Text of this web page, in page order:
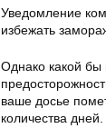
Уведомление
избежать
Однако какой бы
ваше досье
количества дней.